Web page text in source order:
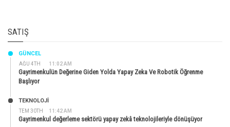
SATIŞ
AĞU 4TH 11:02 AM
GÜNCEL
Gayrimenkulün Değerine Giden Yolda Yapay Zeka Ve Robotik Öğrenme
Başlıyor
TEM 30TH 11:42 AM
TEKNOLOJİ
Gayrimenkul değerleme sektörü yapay zekâ teknolojileriyle dönüşüyor